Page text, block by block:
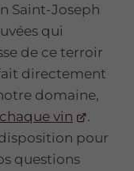
Saint-Joseph
qui
de ce terroir
directement
domaine,
vin
.
pour
questions